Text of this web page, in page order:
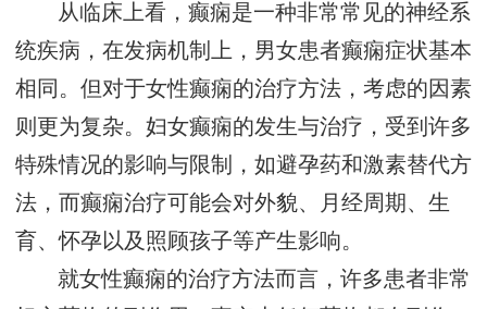
从临床上看，癫痫是一种非常常见的神经系
统疾病，在发病机制上，男女患者癫痫症状基本
相同。但对于女性癫痫的治疗方法，考虑的因素
则更为复杂。妇女癫痫的发生与治疗，受到许多
特殊情况的影响与限制，如避孕药和激素替代方
法，而癫痫治疗可能会对外貌、月经周期、生
育、怀孕以及照顾孩子等产生影响。
就女性癫痫的治疗方法而言，许多患者非常